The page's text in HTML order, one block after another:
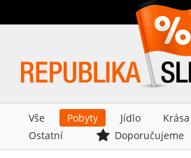
Vše Pobyty Jídlo Krása
Ostatní
Doporučujeme